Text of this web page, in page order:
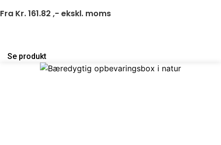
Fra Kr. 161.82 ,- ekskl. moms
Se produkt